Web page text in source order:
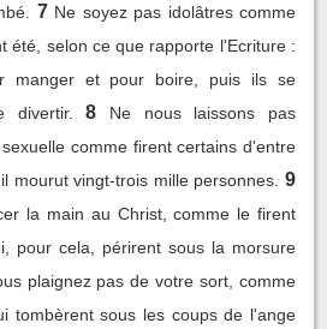
7 Ne soyez pas idolâtres comme
été, selon ce que rapporte l'Ecriture :
manger et pour boire, puis ils se
divertir.
8
Ne nous laissons pas
comme firent certains d'entre
mourut vingt-trois mille personnes. 9
la main au Christ, comme le firent
pour cela, périrent sous la morsure
plaignez pas de votre sort, comme
tombèrent sous les coups de l'ange